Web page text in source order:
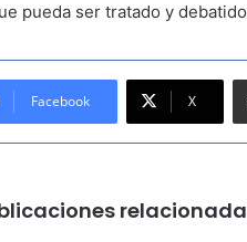
pueda ser tratado y
Facebook X